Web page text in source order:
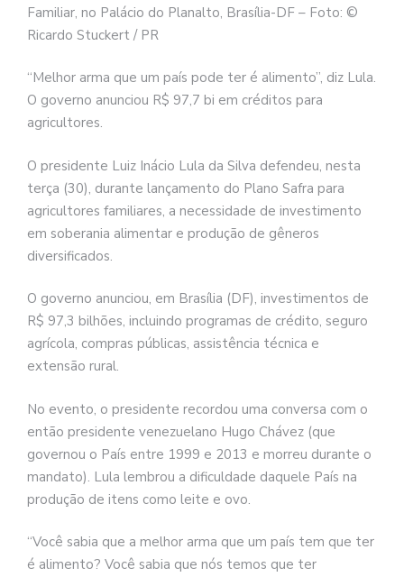
Familiar, no Palácio do Planalto, Brasília-DF – Foto: ©
Ricardo Stuckert / PR
“Melhor arma que um país pode ter é alimento”, diz Lula.
O governo anunciou R$ 97,7 bi em créditos para
agricultores.
O presidente Luiz Inácio Lula da Silva defendeu, nesta
terça (30), durante lançamento do Plano Safra para
agricultores familiares, a necessidade de investimento
em soberania alimentar e produção de gêneros
diversificados.
O governo anunciou, em Brasília (DF), investimentos de
R$ 97,3 bilhões, incluindo programas de crédito, seguro
agrícola, compras públicas, assistência técnica e
extensão rural.
No evento, o presidente recordou uma conversa com o
então presidente venezuelano Hugo Chávez (que
governou o País entre 1999 e 2013 e morreu durante o
mandato). Lula lembrou a dificuldade daquele País na
produção de itens como leite e ovo.
“Você sabia que a melhor arma que um país tem que ter
é alimento? Você sabia que nós temos que ter